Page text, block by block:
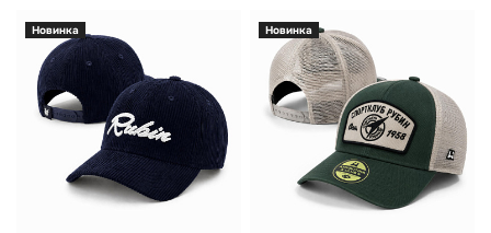
Новинка Новинка